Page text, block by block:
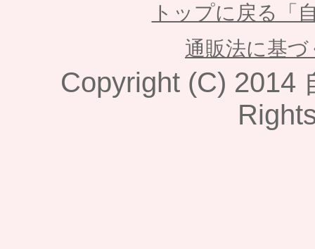
トップに戻る「
通販法に基づ
Copyright (C) 2014